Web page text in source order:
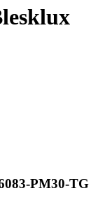
PM30-TG